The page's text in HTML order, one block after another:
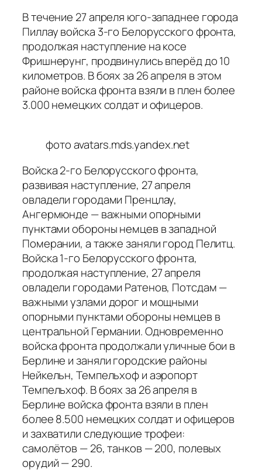
В течение 27 апреля юго-западнее города
Пиллау войска 3-го Белорусского фронта,
продолжая наступление на косе
Фришнерунг, продвинулись вперёд до 10
километров. В боях за 26 апреля в этом
районе войска фронта взяли в плен более
3.000 немецких солдат и офицеров.
фото avatars.mds.yandex.net
Войска 2-го Белорусского фронта,
развивая наступление, 27 апреля
овладели городами Пренцлау,
Ангермюнде — важными опорными
пунктами обороны немцев в западной
Померании, а также заняли город Пелитц.
Войска 1-го Белорусского фронта,
продолжая наступление, 27 апреля
овладели городами Ратенов, Потсдам —
важными узлами дорог и мощными
опорными пунктами обороны немцев в
центральной Германии. Одновременно
войска фронта продолжали уличные бои в
Берлине и заняли городские районы
Нейкельн, Темпельхоф и аэропорт
Темпельхоф. В боях за 26 апреля в
Берлине войска фронта взяли в плен
более 8.500 немецких солдат и офицеров
и захватили следующие трофеи:
самолётов — 26, танков — 200, полевых
орудий — 290.